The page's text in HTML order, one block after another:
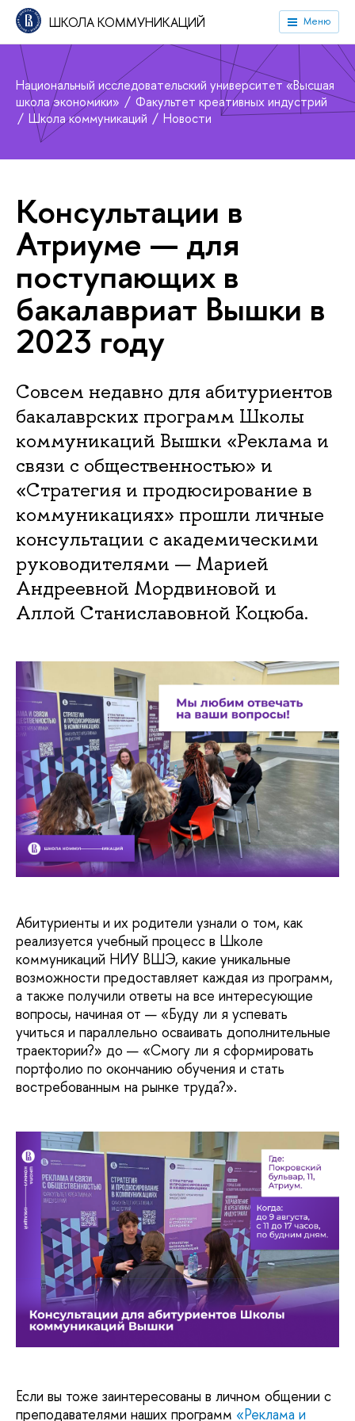
ШКОЛА КОММУНИКАЦИЙ Меню
Национальный исследовательский университет «Высшая
школа экономики»
Факультет креативных индустрий
Школа коммуникаций
Новости
Консультации в
Атриуме — для
поступающих в
бакалавриат Вышки в
2023 году
Совсем недавно для абитуриентов
бакалаврских программ Школы
коммуникаций Вышки «Реклама и
связи с общественностью» и
«Стратегия и продюсирование в
коммуникациях» прошли личные
консультации с академическими
руководителями — Марией
Андреевной Мордвиновой и
Аллой Станиславовной Коцюба.
Абитуриенты и их родители узнали о том, как
реализуется учебный процесс в Школе
коммуникаций НИУ ВШЭ, какие уникальные
возможности предоставляет каждая из программ,
а также получили ответы на все интересующие
вопросы, начиная от — «Буду ли я успевать
учиться и параллельно осваивать дополнительные
траектории?» до — «Смогу ли я сформировать
портфолио по окончанию обучения и стать
востребованным на рынке труда?».
Если вы тоже заинтересованы в личном общении с
преподавателями наших программ «Реклама и